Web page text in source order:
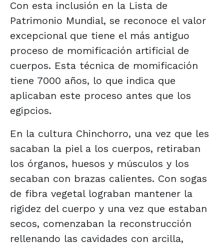
Con esta inclusión en la Lista de
Patrimonio Mundial, se reconoce el valor
excepcional que tiene el más antiguo
proceso de momificación artificial de
cuerpos. Esta técnica de momificación
tiene 7000 años, lo que indica que
aplicaban este proceso antes que los
egipcios.
En la cultura Chinchorro, una vez que les
sacaban la piel a los cuerpos, retiraban
los órganos, huesos y músculos y los
secaban con brazas calientes. Con sogas
de fibra vegetal lograban mantener la
rigidez del cuerpo y una vez que estaban
secos, comenzaban la reconstrucción
rellenando las cavidades con arcilla,